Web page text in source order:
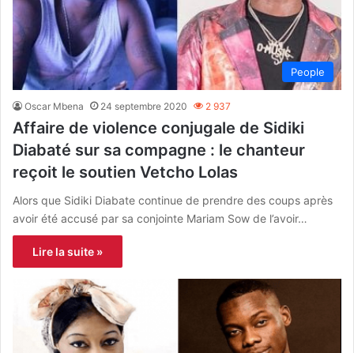
People
Oscar Mbena 24 septembre 2020 2 937
Affaire de violence conjugale de Sidiki
Diabaté sur sa compagne : le chanteur
reçoit le soutien Vetcho Lolas
Alors que Sidiki Diabate continue de prendre des coups après
avoir été accusé par sa conjointe Mariam Sow de l’avoir…
Lire la suite »